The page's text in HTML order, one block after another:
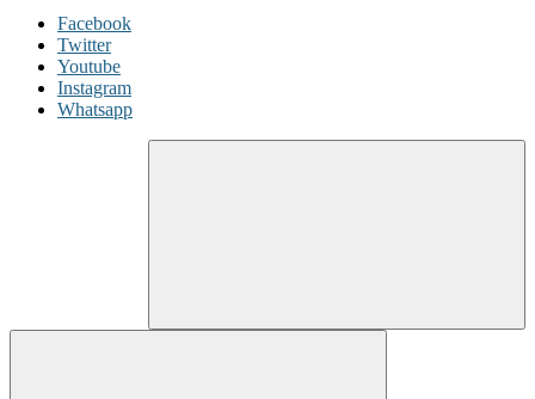
Facebook
Twitter
Youtube
Instagram
Whatsapp